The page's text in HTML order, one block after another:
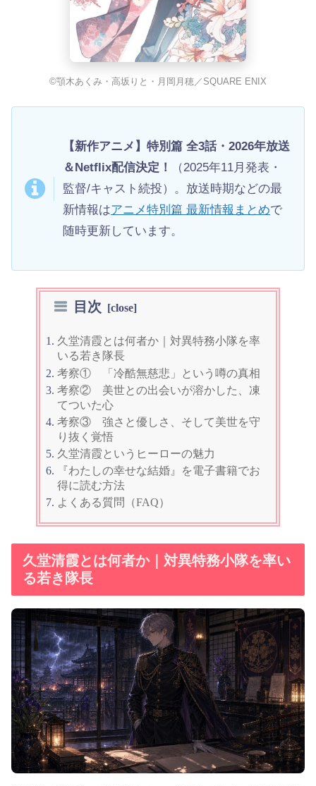
©顎木あくみ・高坂りと・月岡月穂／SQUARE ENIX
【新作アニメ】特別篇 全3話・2026年放送
＆Netflix配信決定！
（2025年11月発表・
監督/キャスト続投）。放送時期などの最
新情報はアニメ特別篇 最新情報まとめで
随時更新しています。
目次
久堂清霞とは何者か｜対異特務小隊を率
いる若き隊長
考察① 「冷酷無慈悲」という噂の真相
考察② 美世との出会いが溶かした、凍
てついた心
考察③ 強さと優しさ、そして美世を守
り抜く覚悟
久堂清霞というヒーローの魅力
『わたしの幸せな結婚』を電子書籍でお
得に読む方法
よくある質問（FAQ）
久堂清霞とは何者か｜対異特務小隊を率い
る若き隊長